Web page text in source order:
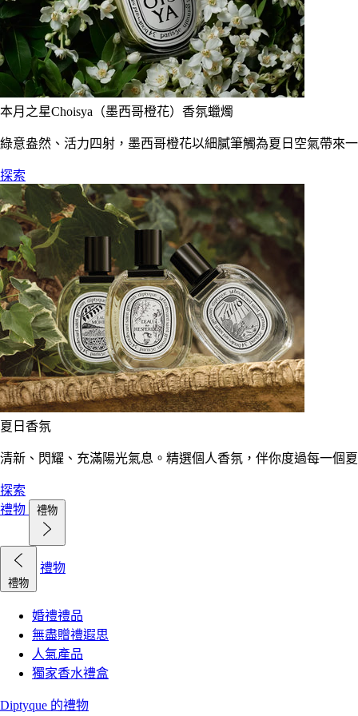
本月之星Choisya（墨西哥橙花）香氛蠟燭
綠意盎然、活力四射，墨西哥橙花以細膩筆觸為夏日空氣帶來
探索
夏日香氛
清新、閃耀、充滿陽光氣息。精選個人香氛，伴你度過每一個
探索
禮物
禮物
禮物
禮物
婚禮禮品
無盡贈禮遐思
人氣產品
獨家香水禮盒
Diptyque 的禮物